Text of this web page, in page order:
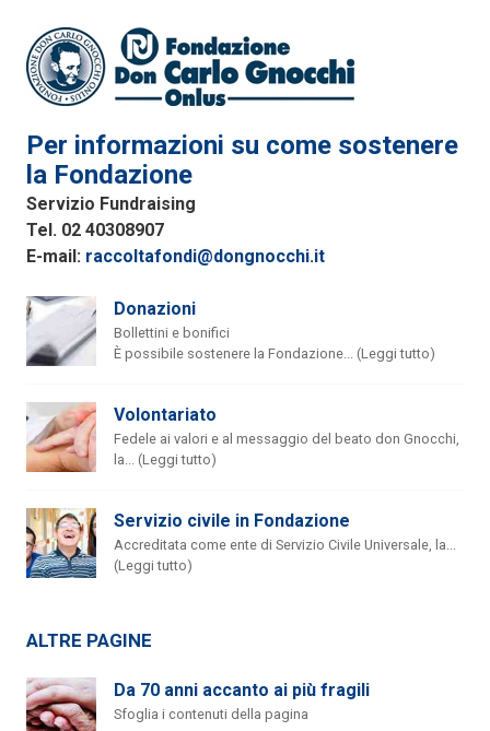
Per informazioni su come sostenere
la Fondazione
Servizio Fundraising
Tel. 02 40308907
E-mail: raccoltafondi@dongnocchi.it
Donazioni
Bollettini e bonifici
È possibile sostenere la Fondazione... (Leggi tutto)
Volontariato
Fedele ai valori e al messaggio del beato don Gnocchi,
la... (Leggi tutto)
Servizio civile in Fondazione
Accreditata come ente di Servizio Civile Universale, la...
(Leggi tutto)
ALTRE PAGINE
Da 70 anni accanto ai più fragili
Sfoglia i contenuti della pagina